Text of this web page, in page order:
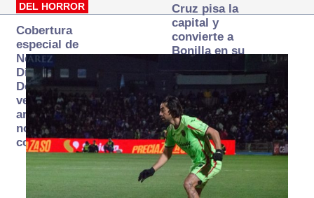
DEL HORROR
Cobertura
especial de
Norte
Digital:
Donde la
verdad
arde… pero
no se
consume
Cruz pisa la
capital y
convierte a
Bonilla en su